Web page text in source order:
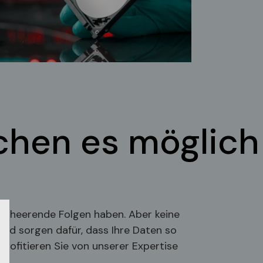
es möglich
Folgen haben. Aber keine
sorgen dafür, dass Ihre Daten so
Sie von unserer Expertise